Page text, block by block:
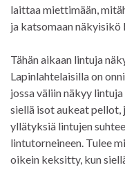
laittaa miettimään,
ja katsomaan näkyisikö
Tähän aikaan lintuja
Lapinlahtelaisilla on
jossa väliin näkyy
siellä isot aukeat
yllätyksiä lintujen
lintutorneineen. Tulee
oikein keksitty, kun